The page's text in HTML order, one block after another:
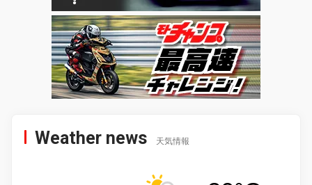
Weather news 天気情報